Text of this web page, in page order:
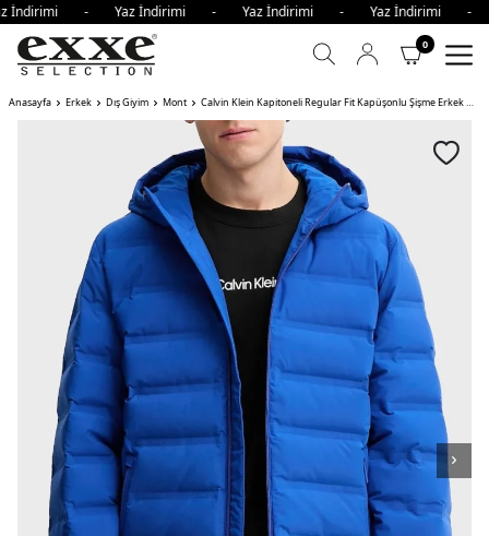
- Yaz İndirimi - Yaz İndirimi - Yaz
0
Anasayfa Erkek Dış Giyim Mont Calvin Klein Kapitoneli Regular Fit Kapüşonlu Şişme Erkek Mont